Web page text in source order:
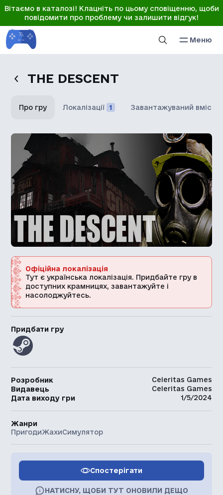
Вітаємо в каталозі! Клацніть по цьому сповіщенню, щоби
повідомити про проблему чи залишити відгук!
Меню
THE DESCENT
Про гру Локалізації 1 Завантажуваний вміст
Офіційна локалізація
Тут є українська локалізація. Придбайте гру в
доступних крамницях, завантажуйте і
насолоджуйтесь.
Придбати гру
Розробник
Celeritas Games
Видавець
Celeritas Games
Дата виходу гри
1/5/2024
Жанри
ПригодиЖахиСимулятор
Спостерігати
НАТИСНУ, ЩОБИ ТУТ ОНОВИЛИ ДЕЩО